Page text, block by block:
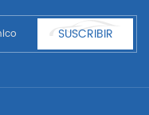
SUSCRIBIR